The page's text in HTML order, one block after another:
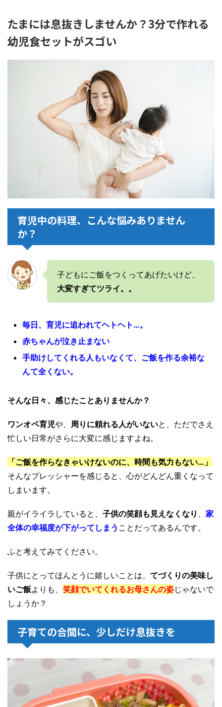
たまには息抜きしませんか？3分で作れる
幼児食セットがスゴい
育児中の料理、こんな悩みありません
か？
子どもにご飯をつくってあげたいけど、
大変すぎてツライ。。
毎日、育児に追われてヘトヘト…。
赤ちゃんが泣き止まない
手助けしてくれる人もいなくて、ご飯を作る余裕な
んて全くない。
そんな日々、感じたことありませんか？
ワンオペ育児や、 周りに頼れる人がいないと、ただでさえ
忙しい日常がさらに大変に感じますよね。
「ご飯を作らなきゃいけないのに、時間も気力もない…」
そんなプレッシャーを感じると、心がどんどん重くなって
しまいます。
親がイライラしていると、 子供の笑顔も見えなくなり
家
全体の幸福度が下がってしまう ことだってあるんです。
ふと考えてみてください。
子供にとってほんとうに嬉しいことは、 てづくりの美味し
いご飯よりも、 笑顔でいてくれるお母さんの姿じゃないで
しょうか？
子育ての合間に、少しだけ息抜きを